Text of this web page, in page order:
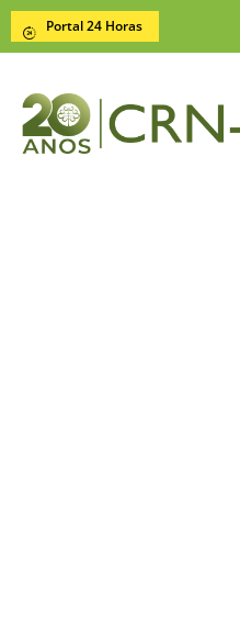
Portal 24 Horas